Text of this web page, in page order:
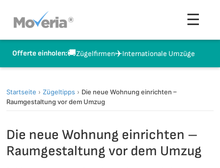
Inhalt
springen
☰
Offerte einholen:🚚Zügelfirmen✈️Internationale Umzüge
Startseite › Zügeltipps › Die neue Wohnung einrichten –
Raumgestaltung vor dem Umzug
Die neue Wohnung einrichten –
Raumgestaltung vor dem Umzug